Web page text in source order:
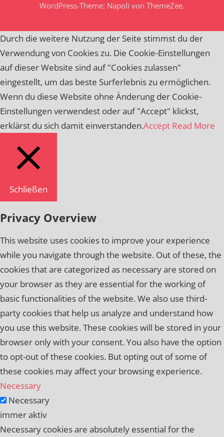
WordPress-Theme: Napoli von ThemeZee.
Durch die weitere Nutzung der Seite stimmst du der
Verwendung von Cookies zu. Die Cookie-Einstellungen
auf dieser Website sind auf "Cookies zulassen"
eingestellt, um das beste Surferlebnis zu ermöglichen.
Wenn du diese Website ohne Änderung der Cookie-
Einstellungen verwendest oder auf "Accept" klickst,
erklärst du sich damit einverstanden.Accept Read More
Schließen
Privacy Overview
This website uses cookies to improve your experience
while you navigate through the website. Out of these, the
cookies that are categorized as necessary are stored on
your browser as they are essential for the working of
basic functionalities of the website. We also use third-
party cookies that help us analyze and understand how
you use this website. These cookies will be stored in your
browser only with your consent. You also have the option
to opt-out of these cookies. But opting out of some of
these cookies may affect your browsing experience.
Necessary
Necessary
immer aktiv
Necessary cookies are absolutely essential for the